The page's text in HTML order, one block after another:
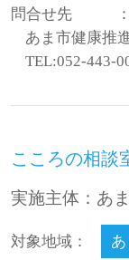
問合せ先
：
あま市健康推
TEL:052-443-
こころの相談
実施主体：あ
対象地域：